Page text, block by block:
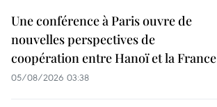
Une conférence à Paris ouvre de
nouvelles perspectives de
coopération entre Hanoï et la France
05/08/2026 03:38